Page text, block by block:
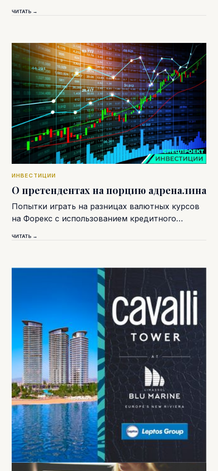
ЧИТАТЬ →
ИНВЕСТИЦИИ
О претендентах на порцию адреналина
Попытки играть на разницах валютных курсов
на Форекс с использованием кредитного…
ЧИТАТЬ →